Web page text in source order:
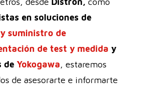
en soluciones de
suministro de
de test y medida y
de Yokogawa, estaremos
de asesorarte e informarte